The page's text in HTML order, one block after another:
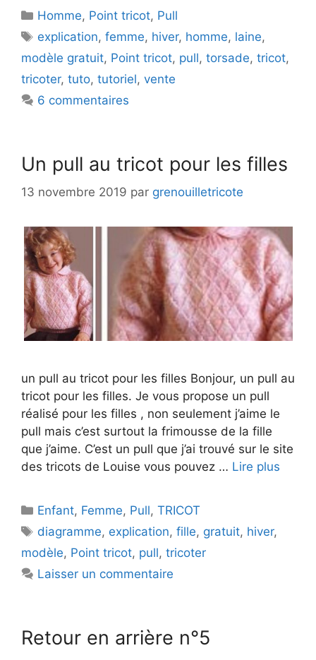
Catégories
Homme, Point tricot, Pull
Étiquettes
explication,femme, hiver, homme, laine,
modèle gratuit, Point tricot, pull, torsade, tricot,
tricoter, tuto, tutoriel, vente
6 commentaires
Un pull au tricot pour les filles
13 novembre 2019 par grenouilletricote
un pull au tricot pour les filles Bonjour, un pull au
tricot pour les filles. Je vous propose un pull
réalisé pour les filles , non seulement j’aime le
pull mais c’est surtout la frimousse de la fille
que j’aime. C’est un pull que j’ai trouvé sur le site
des tricots de Louise vous pouvez … Lire plus
Catégories
Enfant, Femme, Pull,TRICOT
Étiquettes
diagramme, explication,fille, gratuit, hiver,
modèle, Point tricot, pull, tricoter
Laisser un commentaire
Retour en arrière n°5